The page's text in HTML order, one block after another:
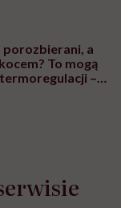
porozbierani, a
To mogą
–